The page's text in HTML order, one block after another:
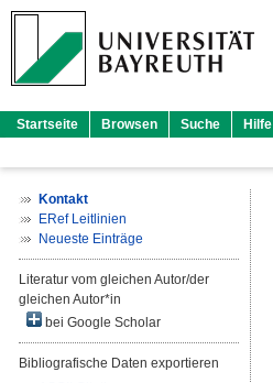
Startseite Browsen Suche Hilfe
Kontakt
ERef Leitlinien
Neueste Einträge
Literatur vom gleichen Autor/der
gleichen Autor*in
bei Google Scholar
Bibliografische Daten exportieren